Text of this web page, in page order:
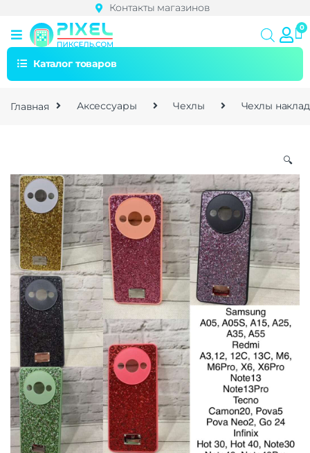
Контакты магазинов
Каталог товаров
Главная Аксессуары Чехлы Чехлы
🔍